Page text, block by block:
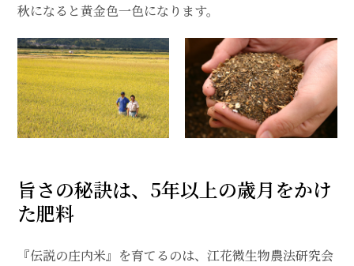
秋になると黄金色一色になります。
旨さの秘訣は、5年以上の歳月をかけ
た肥料
『伝説の庄内米』を育てるのは、江花微生物農法研究会